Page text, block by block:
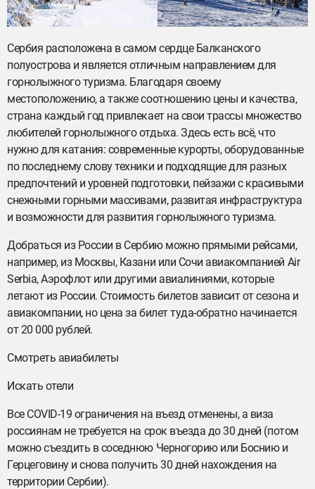
Сербия расположена в самом сердце Балканского
полуострова и является отличным направлением для
горнолыжного туризма. Благодаря своему
местоположению, а также соотношению цены и качества,
страна каждый год привлекает на свои трассы множество
любителей горнолыжного отдыха. Здесь есть всё, что
нужно для катания: современные курорты, оборудованные
по последнему слову техники и подходящие для разных
предпочтений и уровней подготовки, пейзажи с красивыми
снежными горными массивами, развитая инфраструктура
и возможности для развития горнолыжного туризма.
Добраться из России в Сербию можно прямыми рейсами,
например, из Москвы, Казани или Сочи авиакомпанией Air
Serbia, Аэрофлот или другими авиалиниями, которые
летают из России. Стоимость билетов зависит от сезона и
авиакомпании, но цена за билет туда-обратно начинается
от 20 000 рублей.
Смотреть авиабилеты
Искать отели
Все COVID-19 ограничения на въезд отменены, а виза
россиянам не требуется на срок въезда до 30 дней (потом
можно съездить в соседнюю Черногорию или Боснию и
Герцеговину и снова получить 30 дней нахождения на
территории Сербии).